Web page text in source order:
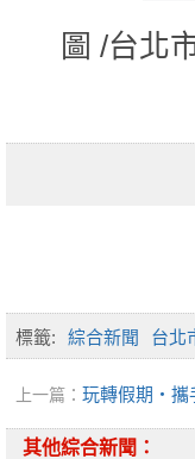
圖 /台北
標籤: 綜合新聞 台北
上一篇： 玩轉假期‧攜
其他綜合新聞：